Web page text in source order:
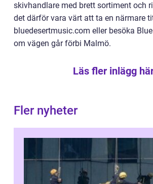
skivhandlare med brett sortiment och
det därför vara värt att ta en närmare
bluedesertmusic.com eller besöka
om vägen går förbi Malmö.
Läs fler inlägg
Fler nyheter